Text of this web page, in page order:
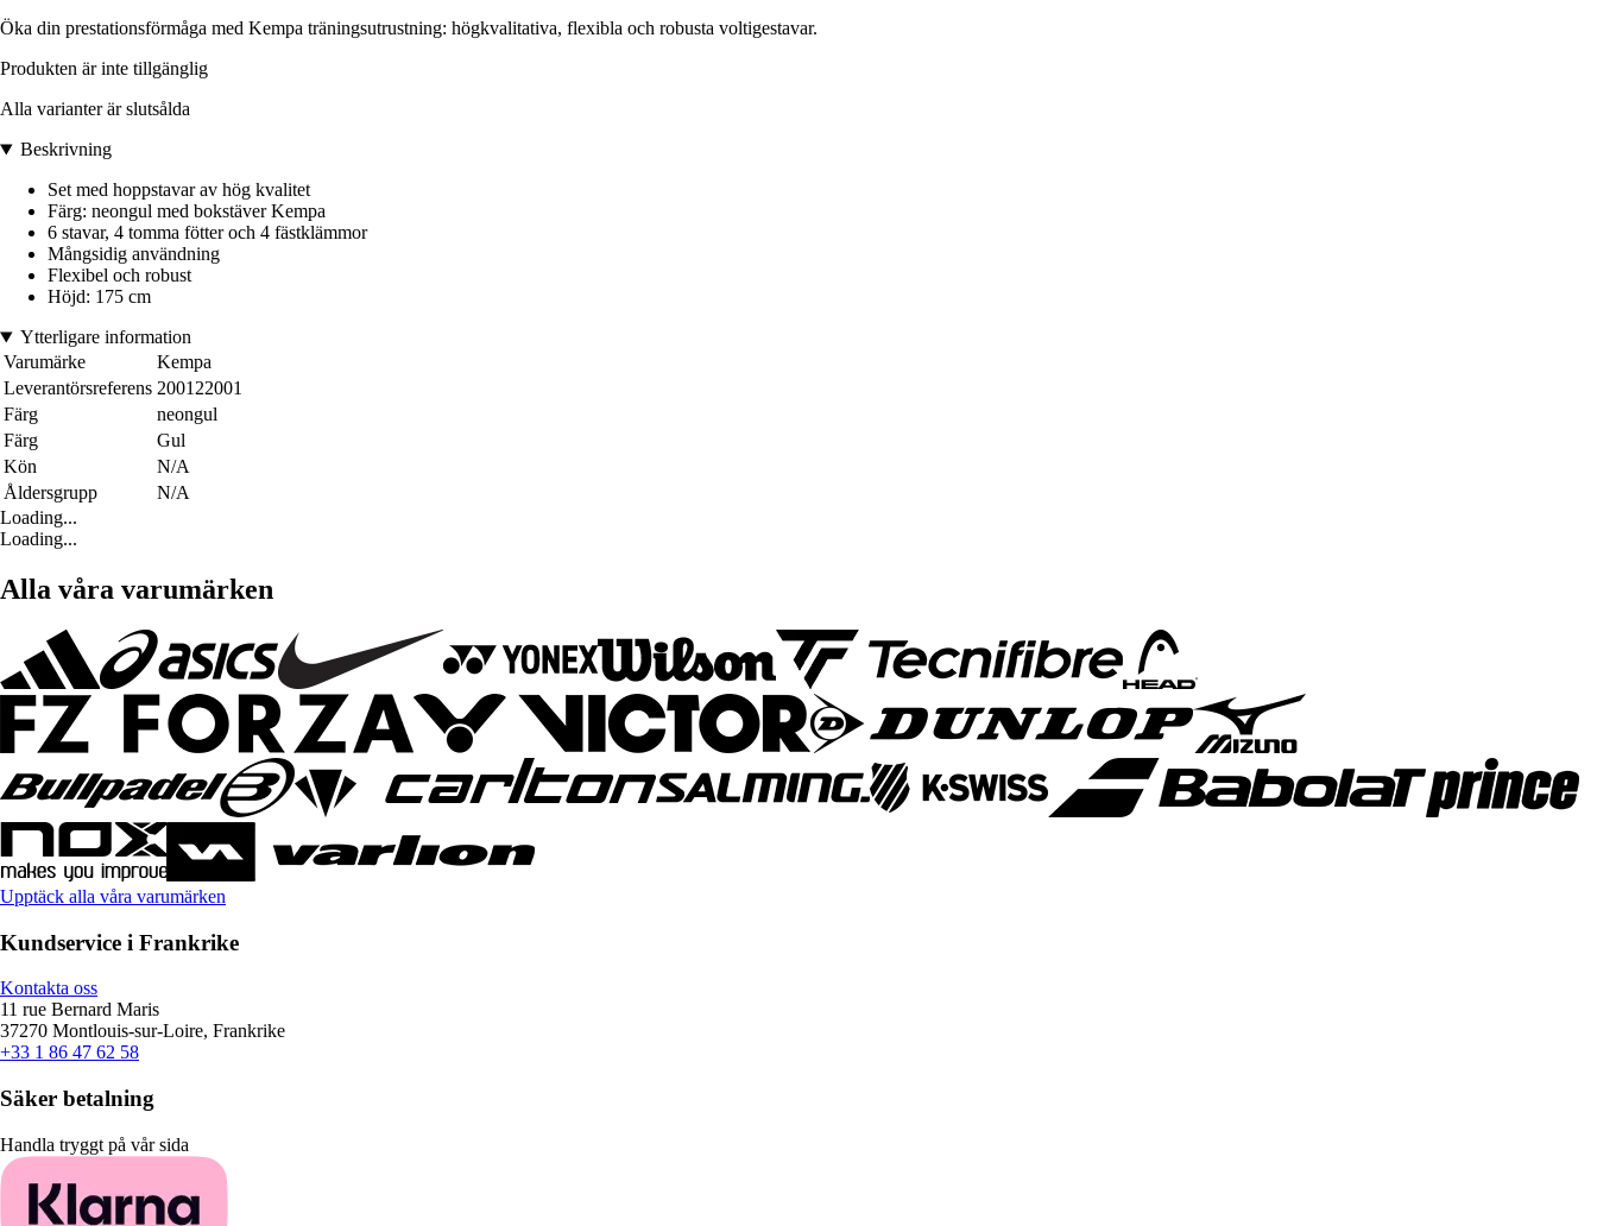
Öka din prestationsförmåga med Kempa träningsutrustning: högkvalitativa, flexibla och robusta voltigestavar.
Produkten är inte tillgänglig
Alla varianter är slutsålda
Beskrivning
Set med hoppstavar av hög kvalitet
Färg: neongul med bokstäver Kempa
6 stavar, 4 tomma fötter och 4 fästklämmor
Mångsidig användning
Flexibel och robust
Höjd: 175 cm
Ytterligare information
Varumärke
Kempa
Leverantörsreferens 200122001
Färg
neongul
Färg
Gul
Kön
N/A
Åldersgrupp
N/A
Loading...
Loading...
Alla våra varumärken
Upptäck alla våra varumärken
Kundservice i Frankrike
Kontakta oss
11 rue Bernard Maris
37270 Montlouis-sur-Loire, Frankrike
+33 1 86 47 62 58
Säker betalning
Handla tryggt på vår sida